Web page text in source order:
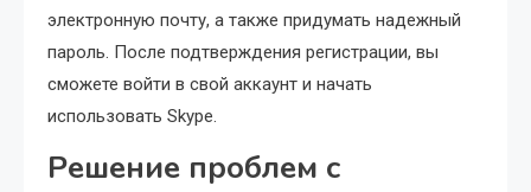
электронную почту, а также придумать надежный
пароль. После подтверждения регистрации, вы
сможете войти в свой аккаунт и начать
использовать Skype.
Решение проблем с